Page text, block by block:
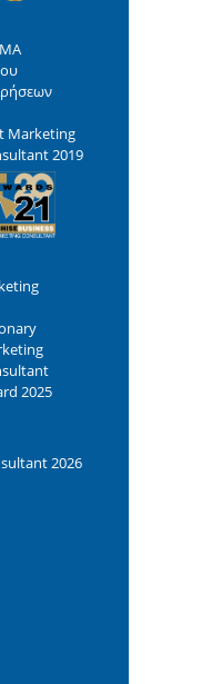
Marketing
2019
2025
2026